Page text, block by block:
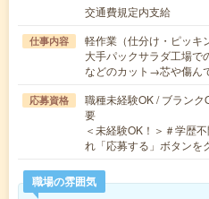
交通費規定内支給
仕事内容
軽作業（仕分け・ピッキ
大手パックサラダ工場で
などのカット→芯や傷ん
応募資格
職種未経験OK / ブラン
要
＜未経験OK！＞＃学歴
れ「応募する」ボタン
職場の雰囲気